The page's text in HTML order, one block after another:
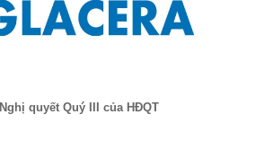
Nghị quyết Quý III của HĐQT